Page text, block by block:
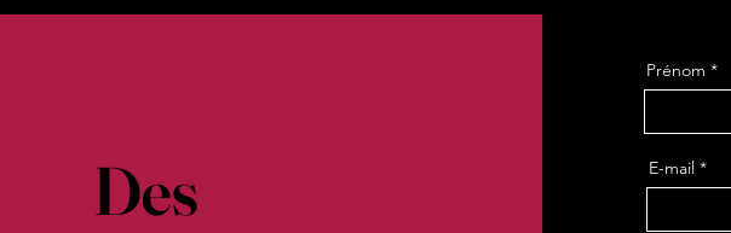
Des
Prénom
E-mail